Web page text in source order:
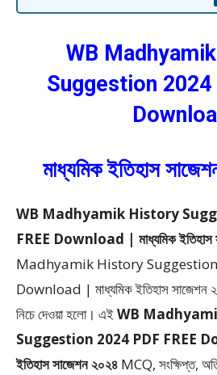
WB
Suggestion 2024
মাধ্যমিক ইতিহাস
WB Madhyamik History
FREE Download | মাধ্যমিক ইতিহাস
Madhyamik History Suggestion
Download | মাধ্যমিক ইতিহাস সাজেশন
নিচে দেওয়া হলো। এইWB
Suggestion 2024 PDF FREE
ইতিহাস সাজেশন ২০২৪ MCQ, সংক্ষিপ্ত,